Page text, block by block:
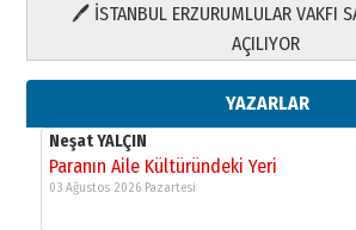
🖊 İSTANBUL ERZURUMLULAR VAKFI
AÇILIYOR
YAZARLAR
Yusuf POLAT
Şampiyonluk Sebahattin
11 Mayıs 2026 Pazartesi
Neşat YALÇIN
Paranın Aile Kültüründeki Yeri
03 Ağustos 2026 Pazartesi